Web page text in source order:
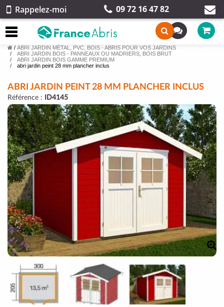
Rappelez-moi 09 72 16 47 82
/ ABRI JARDIN MÉTAL, PVC, BOIS - ABRIS POUR VOS JARDINS
ABRI JARDIN BOIS - PANNEAUX OU MADRIERS, BOIS BRUT
ABRI JARDIN BOIS GAMME PREMIUM
abri jardin peint 28 mm plancher inclus
ABRI JARDIN PEINT 28 MM PLANCHER INCLUS
Référence : ID4145